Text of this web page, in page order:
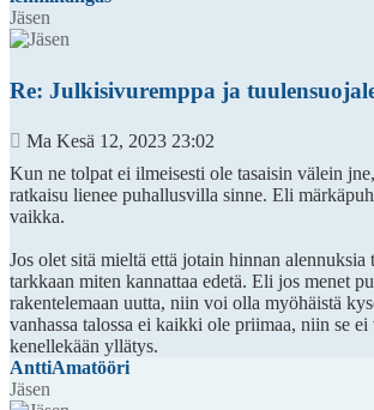
Jäsen
Re: Julkisivuremppa ja
Viesti
Ma Kesä 12, 2023 23:02
Kun ne tolpat ei ilmeisesti ole tasaisin välein
ratkaisu lienee puhallusvilla sinne. Eli
vaikka.
Jos olet sitä mieltä että jotain hinnan alennuksia
tarkkaan miten kannattaa edetä. Eli jos menet
rakentelemaan uutta, niin voi olla myöhäistä
vanhassa talossa ei kaikki ole priimaa, niin se
kenellekään yllätys.
AnttiAmatööri
Jäsen